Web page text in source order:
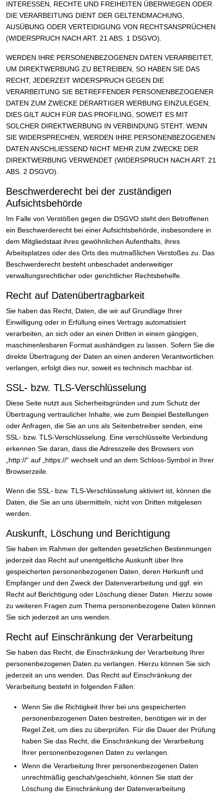
INTERESSEN, RECHTE UND FREIHEITEN ÜBERWIEGEN ODER
DIE VERARBEITUNG DIENT DER GELTENDMACHUNG,
AUSÜBUNG ODER VERTEIDIGUNG VON RECHTSANSPRÜCHEN
(WIDERSPRUCH NACH ART. 21 ABS. 1 DSGVO).
WERDEN IHRE PERSONENBEZOGENEN DATEN VERARBEITET,
UM DIREKTWERBUNG ZU BETREIBEN, SO HABEN SIE DAS
RECHT, JEDERZEIT WIDERSPRUCH GEGEN DIE
VERARBEITUNG SIE BETREFFENDER PERSONENBEZOGENER
DATEN ZUM ZWECKE DERARTIGER WERBUNG EINZULEGEN;
DIES GILT AUCH FÜR DAS PROFILING, SOWEIT ES MIT
SOLCHER DIREKTWERBUNG IN VERBINDUNG STEHT. WENN
SIE WIDERSPRECHEN, WERDEN IHRE PERSONENBEZOGENEN
DATEN ANSCHLIESSEND NICHT MEHR ZUM ZWECKE DER
DIREKTWERBUNG VERWENDET (WIDERSPRUCH NACH ART. 21
ABS. 2 DSGVO).
Beschwerde­recht bei der zuständigen
Aufsichts­behörde
Im Falle von Verstößen gegen die DSGVO steht den Betroffenen
ein Beschwerderecht bei einer Aufsichtsbehörde, insbesondere in
dem Mitgliedstaat ihres gewöhnlichen Aufenthalts, ihres
Arbeitsplatzes oder des Orts des mutmaßlichen Verstoßes zu. Das
Beschwerderecht besteht unbeschadet anderweitiger
verwaltungsrechtlicher oder gerichtlicher Rechtsbehelfe.
Recht auf Daten­übertrag­barkeit
Sie haben das Recht, Daten, die wir auf Grundlage Ihrer
Einwilligung oder in Erfüllung eines Vertrags automatisiert
verarbeiten, an sich oder an einen Dritten in einem gängigen,
maschinenlesbaren Format aushändigen zu lassen. Sofern Sie die
direkte Übertragung der Daten an einen anderen Verantwortlichen
verlangen, erfolgt dies nur, soweit es technisch machbar ist.
SSL- bzw. TLS-Verschlüsselung
Diese Seite nutzt aus Sicherheitsgründen und zum Schutz der
Übertragung vertraulicher Inhalte, wie zum Beispiel Bestellungen
oder Anfragen, die Sie an uns als Seitenbetreiber senden, eine
SSL- bzw. TLS-Verschlüsselung. Eine verschlüsselte Verbindung
erkennen Sie daran, dass die Adresszeile des Browsers von
„http://“ auf „https://“ wechselt und an dem Schloss-Symbol in Ihrer
Browserzeile.
Wenn die SSL- bzw. TLS-Verschlüsselung aktiviert ist, können die
Daten, die Sie an uns übermitteln, nicht von Dritten mitgelesen
werden.
Auskunft, Löschung und Berichtigung
Sie haben im Rahmen der geltenden gesetzlichen Bestimmungen
jederzeit das Recht auf unentgeltliche Auskunft über Ihre
gespeicherten personenbezogenen Daten, deren Herkunft und
Empfänger und den Zweck der Datenverarbeitung und ggf. ein
Recht auf Berichtigung oder Löschung dieser Daten. Hierzu sowie
zu weiteren Fragen zum Thema personenbezogene Daten können
Sie sich jederzeit an uns wenden.
Recht auf Einschränkung der Verarbeitung
Sie haben das Recht, die Einschränkung der Verarbeitung Ihrer
personenbezogenen Daten zu verlangen. Hierzu können Sie sich
jederzeit an uns wenden. Das Recht auf Einschränkung der
Verarbeitung besteht in folgenden Fällen:
Wenn Sie die Richtigkeit Ihrer bei uns gespeicherten
personenbezogenen Daten bestreiten, benötigen wir in der
Regel Zeit, um dies zu überprüfen. Für die Dauer der Prüfung
haben Sie das Recht, die Einschränkung der Verarbeitung
Ihrer personenbezogenen Daten zu verlangen.
Wenn die Verarbeitung Ihrer personenbezogenen Daten
unrechtmäßig geschah/geschieht, können Sie statt der
Löschung die Einschränkung der Datenverarbeitung